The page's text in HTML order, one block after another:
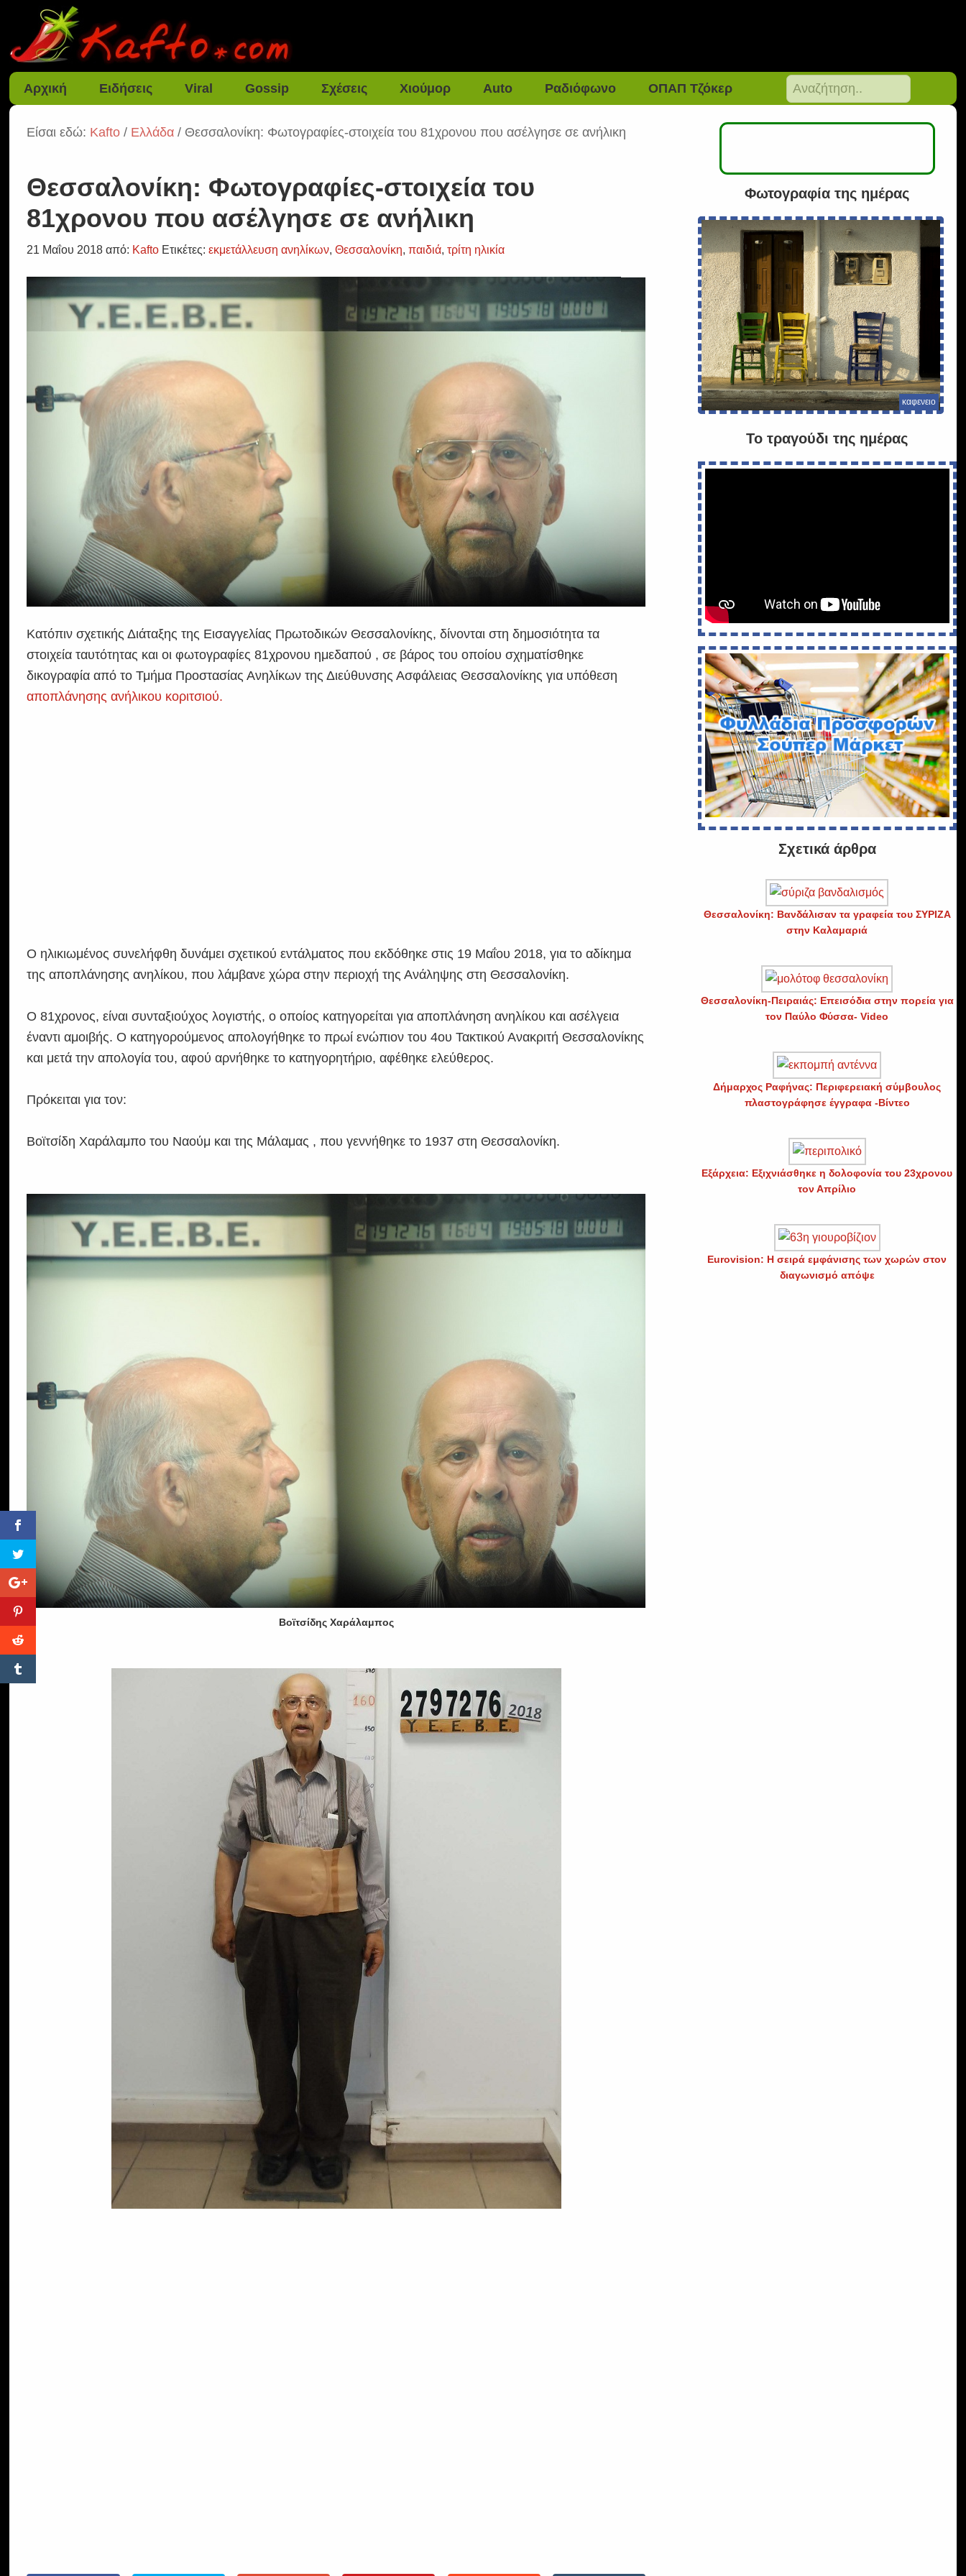
Αρχική Ειδήσεις Viral Gossip Σχέσεις Χιούμορ Auto Ραδιόφωνο ΟΠΑΠ Τζόκερ
Είσαι εδώ: Kafto / Ελλάδα / Θεσσαλονίκη: Φωτογραφίες-στοιχεία του 81χρονου που ασέλγησε σε ανήλικη
Θεσσαλονίκη: Φωτογραφίες-στοιχεία του
81χρονου που ασέλγησε σε ανήλικη
21 Μαΐου 2018 από: Kafto Ετικέτες:εκμετάλλευση ανηλίκων,Θεσσαλονίκη,παιδιά,τρίτη ηλικία
Κατόπιν σχετικής Διάταξης της Εισαγγελίας Πρωτοδικών Θεσσαλονίκης, δίνονται στη δημοσιότητα τα
στοιχεία ταυτότητας και οι φωτογραφίες 81χρονου ημεδαπού , σε βάρος του οποίου σχηματίσθηκε
δικογραφία από το Τμήμα Προστασίας Ανηλίκων της Διεύθυνσης Ασφάλειας Θεσσαλονίκης για υπόθεση
αποπλάνησης ανήλικου κοριτσιού.
Ο ηλικιωμένος συνελήφθη δυνάμει σχετικού εντάλματος που εκδόθηκε στις 19 Μαΐου 2018, για το αδίκημα
της αποπλάνησης ανηλίκου, που λάμβανε χώρα στην περιοχή της Ανάληψης στη Θεσσαλονίκη.
Ο 81χρονος, είναι συνταξιούχος λογιστής, ο οποίος κατηγορείται για αποπλάνηση ανηλίκου και ασέλγεια
έναντι αμοιβής. Ο κατηγορούμενος απολογήθηκε το πρωί ενώπιον του 4ου Τακτικού Ανακριτή Θεσσαλονίκης
και μετά την απολογία του, αφού αρνήθηκε το κατηγορητήριο, αφέθηκε ελεύθερος.
Πρόκειται για τον:
Βοϊτσίδη Χαράλαμπο του Ναούμ και της Μάλαμας , που γεννήθηκε το 1937 στη Θεσσαλονίκη.
Βοϊτσίδης Χαράλαμπος
Φωτογραφία της ημέρας
καφενειο
Το τραγούδι της ημέρας
Σχετικά άρθρα
Θεσσαλονίκη: Βανδάλισαν τα γραφεία του ΣΥΡΙΖΑ
στην Καλαμαριά
Θεσσαλονίκη-Πειραιάς: Επεισόδια στην πορεία για
τον Παύλο Φύσσα- Video
Δήμαρχος Ραφήνας: Περιφερειακή σύμβουλος
πλαστογράφησε έγγραφα -Βίντεο
Εξάρχεια: Εξιχνιάσθηκε η δολοφονία του 23χρονου
τον Απρίλιο
Eurovision: Η σειρά εμφάνισης των χωρών στον
διαγωνισμό απόψε